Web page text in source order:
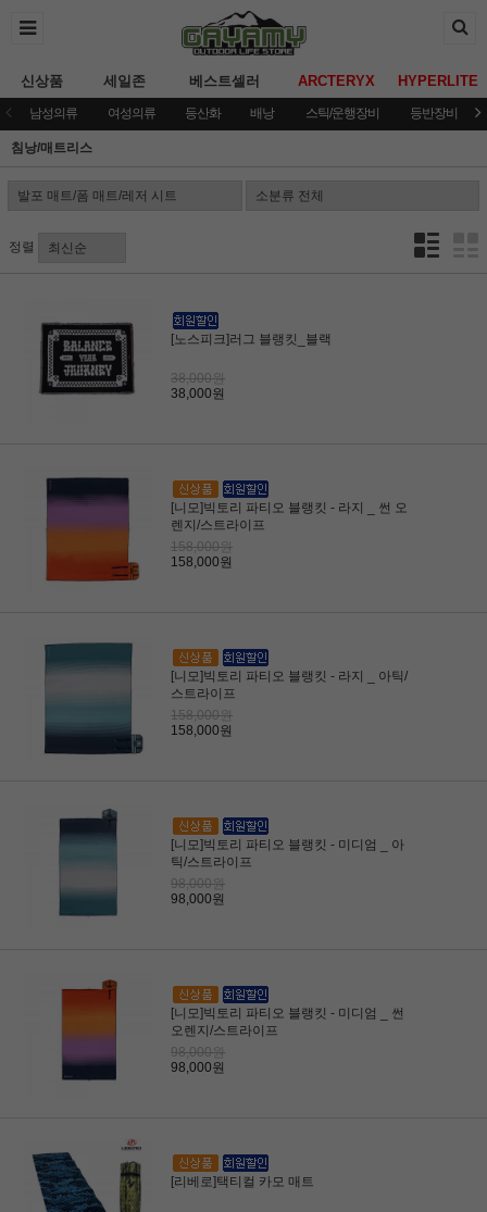
신상품 세일존 베스트셀러 ARCTERYX HYPERLITE
남성의류 여성의류 등산화 배낭 스틱/운행장비 등반장비
침낭/매트리스
정렬
[노스피크]러그 블랭킷_블랙
38,000원
38,000원
[니모]빅토리 파티오 블랭킷 - 라지 _ 썬 오
렌지/스트라이프
158,000원
158,000원
[니모]빅토리 파티오 블랭킷 - 라지 _ 아틱/
스트라이프
158,000원
158,000원
[니모]빅토리 파티오 블랭킷 - 미디엄 _ 아
틱/스트라이프
98,000원
98,000원
[니모]빅토리 파티오 블랭킷 - 미디엄 _ 썬
오렌지/스트라이프
98,000원
98,000원
[리베로]택티컬 카모 매트